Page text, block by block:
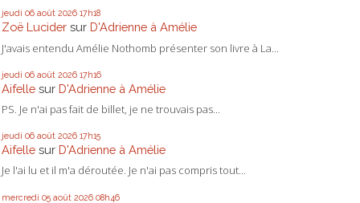
jeudi 06 août 2026 17h18
Zoë Lucider sur D'Adrienne à Amélie
J'avais entendu Amélie Nothomb présenter son livre à La...
jeudi 06 août 2026 17h16
Aifelle sur D'Adrienne à Amélie
PS. Je n'ai pas fait de billet, je ne trouvais pas...
jeudi 06 août 2026 17h15
Aifelle sur D'Adrienne à Amélie
Je l'ai lu et il m'a déroutée. Je n'ai pas compris tout...
mercredi 05 août 2026 08h46